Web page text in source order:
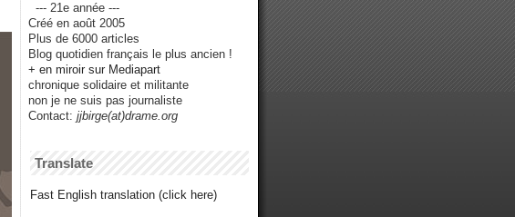
--- 21e année ---
Créé en août 2005
Plus de 6000 articles
Blog quotidien français le plus ancien !
+ en miroir sur Mediapart
chronique solidaire et militante
non je ne suis pas journaliste
Contact: jjbirge(at)drame.org
Translate
Fast English translation (click here)